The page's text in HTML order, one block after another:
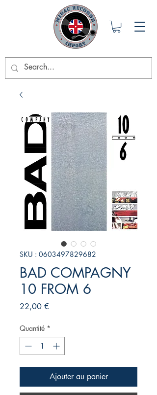
SKU : 0603497829682
BAD COMPAGNY
10 FROM 6
22,00 €Prix
Quantité *
Ajouter au panier